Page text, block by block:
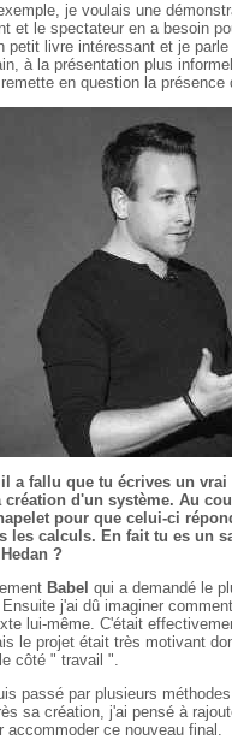
je voulais une
et le spectateur en a besoin
petit livre intéressant et je
à la présentation plus
en question la présence
il a fallu que tu écrives un
création d'un système. Au
pour que celui-ci
les calculs. En fait tu es un
?
Babel qui a demandé le
j'ai dû imaginer
lui-même. C'était
le projet était très motivant
côté " travail ".
passé par plusieurs
sa création, j'ai pensé à
accommoder ce nouveau final.